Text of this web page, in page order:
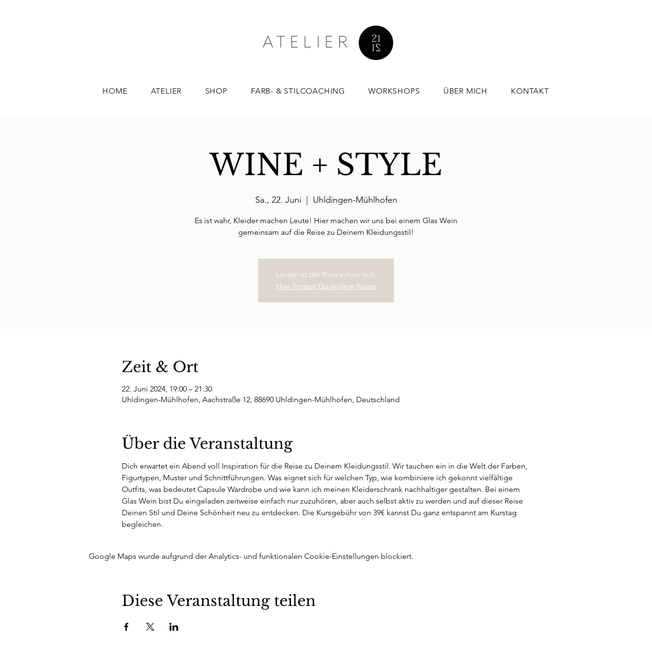
HOME ATELIER SHOP FARB- & STILCOACHING WORKSHOPS ÜBER MICH KONTAKT
WINE + STYLE
Sa., 22. Juni Uhldingen-Mühlhofen
Es ist wahr, Kleider machen Leute! Hier machen wir uns bei einem Glas Wein
gemeinsam auf die Reise zu Deinem Kleidungsstil!
Leider ist der Kurs schon voll.
Hier findest Du andere Kurse
Zeit & Ort
22. Juni 2024, 19:00 – 21:30
Uhldingen-Mühlhofen, Aachstraße 12, 88690 Uhldingen-Mühlhofen, Deutschland
Über die Veranstaltung
Dich erwartet ein Abend voll Inspiration für die Reise zu Deinem Kleidungsstil. Wir tauchen ein in die Welt der Farben,
Figurtypen, Muster und Schnittführungen. Was eignet sich für welchen Typ, wie kombiniere ich gekonnt vielfältige
Outfits, was bedeutet Capsule Wardrobe und wie kann ich meinen Kleiderschrank nachhaltiger gestalten. Bei einem
Glas Wein bist Du eingeladen zeitweise einfach nur zuzuhören, aber auch selbst aktiv zu werden und auf dieser Reise
Deinen Stil und Deine Schönheit neu zu entdecken. Die Kursgebühr von 39€ kannst Du ganz entspannt am Kurstag
begleichen.
Google Maps wurde aufgrund der Analytics- und funktionalen Cookie-Einstellungen blockiert.
Diese Veranstaltung teilen